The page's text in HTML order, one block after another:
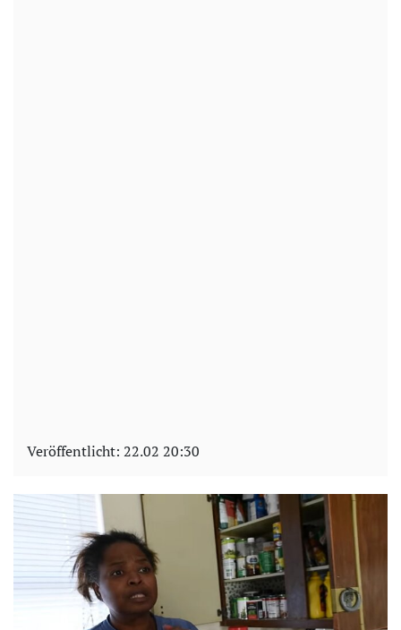
Veröffentlicht: 22.02 20:30